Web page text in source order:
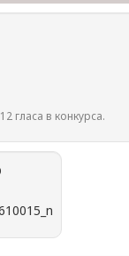
гласа в конкурса.